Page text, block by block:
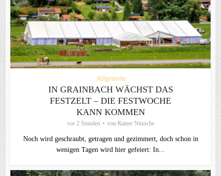
Allgemein
IN GRAINBACH WÄCHST DAS
FESTZELT – DIE FESTWOCHE
KANN KOMMEN
vor 2 Stunden von Rainer Nitzsche
Noch wird geschraubt, getragen und gezimmert, doch schon in
wenigen Tagen wird hier gefeiert: In...